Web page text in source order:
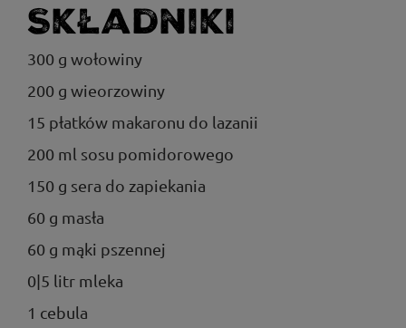
Składniki
300 g wołowiny
200 g wieorzowiny
15 płatków makaronu do lazanii
200 ml sosu pomidorowego
150 g sera do zapiekania
60 g masła
60 g mąki pszennej
0|5 litr mleka
1 cebula